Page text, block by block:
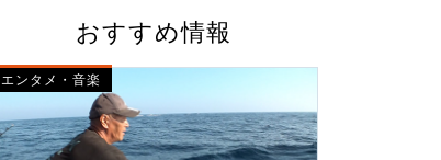
おすすめ情報
エンタメ・音楽